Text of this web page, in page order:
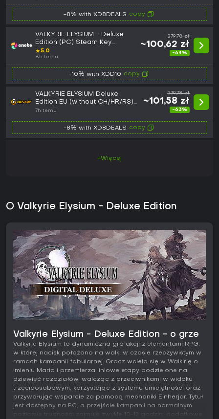
-8% with XD8DEALS copy
VALKYRIE ELYSIUM - Deluxe
Edition (PC) Steam Key
EUROPE
★5.0
8h temu
279,78 zł
~100,62 zł
-64%
-10% with XDD10 copy
VALKYRIE ELYSIUM Deluxe
Edition EU (without CH/HR/RS)
PC Steam CD Key
7h temu
279,78 zł
~101,58 zł
-63%
-8% with XD8DEALS copy
+Więcej
O Valkyrie Elysium - Deluxe Edition
Valkyrie Elysium - Deluxe Edition - o grze
Valkyrie Elysium to dynamiczna gra akcji z elementami RPG,
w której nacisk położono na walki w czasie rzeczywistym w
ramach kampanii fabularnej. Gracz wciela się w Walkirię o
imieniu Maria i przemierza liniowe etapy podzielone na
dziewięć rozdziałów, walcząc z przeciwnikami w widoku
trzecioosobowym, korzystając z systemu umiejętności oraz
przywołując wsparcie za pomocą mechaniki Einherjar. Tytuł
jest dostępny na PC, a przejście kampanii na normalnym
poziomie trudności zajmuje zwykle 10-12 godzin; dodatkowe